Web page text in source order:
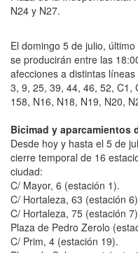
N24 y N27.
El domingo 5 de julio,
se producirán entre las
afecciones a distintas
3, 9, 25, 39, 44, 46, 52, C1,
158, N16, N18, N19, N20,
Bicimad y aparcamientos
Desde hoy y hasta el 5 de
cierre temporal de 16
ciudad:
C/ Mayor, 6 (estación 1).
C/ Hortaleza, 63 (estación
C/ Hortaleza, 75 (estación
Plaza de Pedro Zerolo
C/ Prim, 4 (estación 19).